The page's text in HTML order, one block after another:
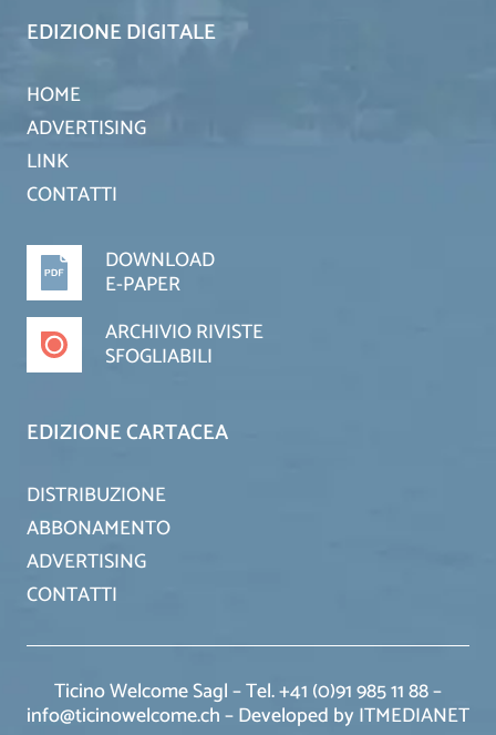
EDIZIONE DIGITALE
HOME
ADVERTISING
LINK
CONTATTI
DOWNLOAD
E-PAPER
ARCHIVIO RIVISTE
SFOGLIABILI
EDIZIONE CARTACEA
DISTRIBUZIONE
ABBONAMENTO
ADVERTISING
CONTATTI
Ticino Welcome Sagl – Tel. +41 (0)91 985 11 88 –
info@ticinowelcome.ch –Developed by ITMEDIANET